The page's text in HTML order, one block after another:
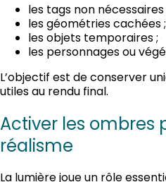
les tags non nécessaires
les géométries cachées ;
les objets temporaires ;
les personnages ou
L’objectif est de conserver
utiles au rendu final.
Activer les ombres
réalisme
La lumière joue un rôle